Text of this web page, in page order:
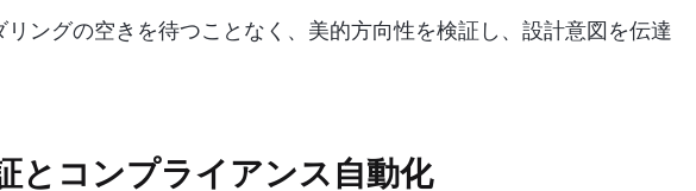
ングの空きを待つことなく、美的方向性を検証し、設計意図を伝達
とコンプライアンス自動化